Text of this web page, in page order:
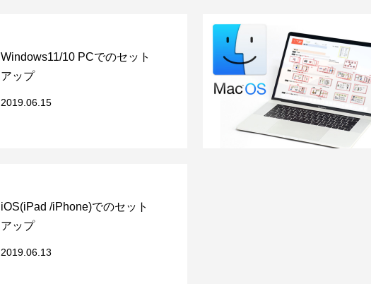
Windows11/10 PCでのセット
アップ
2019.06.15
iOS(iPad /iPhone)でのセット
アップ
2019.06.13